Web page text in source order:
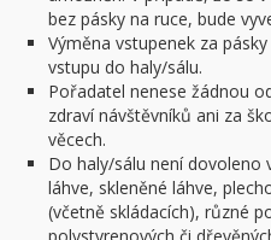
bez pásky na ruce, bude
Výměna vstupenek za
vstupu do haly/sálu.
Pořadatel nenese žádnou
zdraví návštěvníků ani za
věcech.
Do haly/sálu není dovoleno
láhve, skleněné láhve,
(včetně skládacích), různé